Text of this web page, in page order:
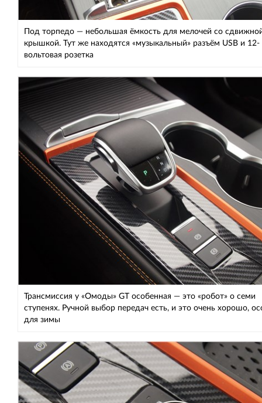
Под торпедо — небольшая ёмкость для мелочей со
крышкой. Тут же находятся «музыкальный» разъём USB и 12-
вольтовая розетка
Трансмиссия у «Омоды» GT особенная — это «робот» о семи
ступенях. Ручной выбор передач есть, и это очень хорошо,
для зимы